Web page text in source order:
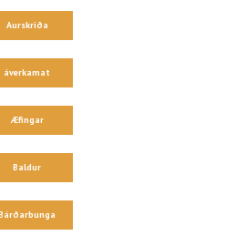
Aurskriða
áverkamat
Æfingar
Baldur